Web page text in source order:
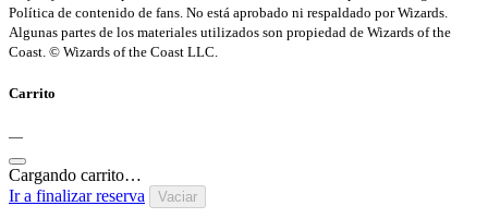
Política de contenido de fans. No está aprobado ni respaldado por Wizards.
Algunas partes de los materiales utilizados son propiedad de Wizards of the
Coast. © Wizards of the Coast LLC.
Carrito
—
Cargando carrito…
Ir a finalizar reserva
Vaciar